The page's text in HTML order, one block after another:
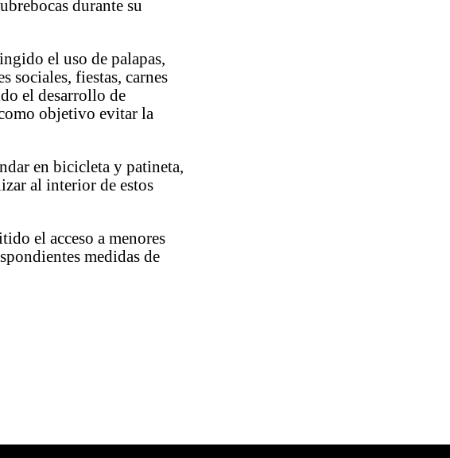
durante su
el uso de palapas,
sociales, fiestas, carnes
el desarrollo de
objetivo evitar la
en bicicleta y patineta,
al interior de estos
el acceso a menores
medidas de